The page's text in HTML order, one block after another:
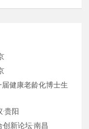
健康老龄化博士生
贵阳
新论坛·南昌